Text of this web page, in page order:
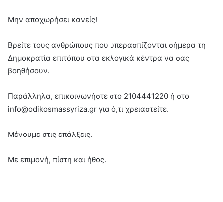
Μην αποχωρήσει κανείς!
Βρείτε τους ανθρώπους που υπερασπίζονται σήμερα τη
Δημοκρατία επιτόπου στα εκλογικά κέντρα να σας
βοηθήσουν.
Παράλληλα, επικοινωνήστε στο 2104441220 ή στο
info@odikosmassyriza.gr για ό,τι χρειαστείτε.
Μένουμε στις επάλξεις.
Με επιμονή, πίστη και ήθος.